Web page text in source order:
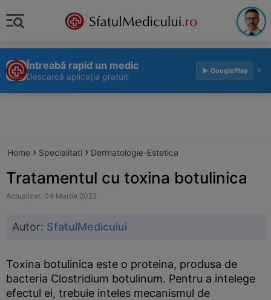
Întreabă rapid un medic
Descarcă aplicația gratuit
▶ GooglePlay ×
Home › Specialitati › Dermatologie-Estetica
Tratamentul cu toxina botulinica
Actualizat: 04 Martie 2022
Autor: SfatulMedicului
Toxina botulinica este o proteina, produsa de
bacteria Clostridium botulinum. Pentru a intelege
efectul ei, trebuie inteles mecanismul de